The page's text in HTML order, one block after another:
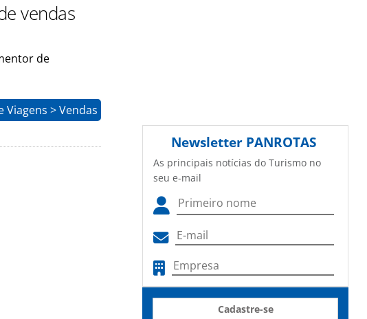
vendas
de
Viagens > Vendas
Newsletter PANROTAS
As principais notícias do Turismo no
seu e-mail
Cadastre-se